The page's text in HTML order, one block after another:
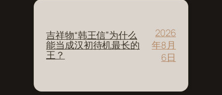
吉祥物“韩王信”为什么
能当成汉初待机最长的
王？
2026
年8月
6日